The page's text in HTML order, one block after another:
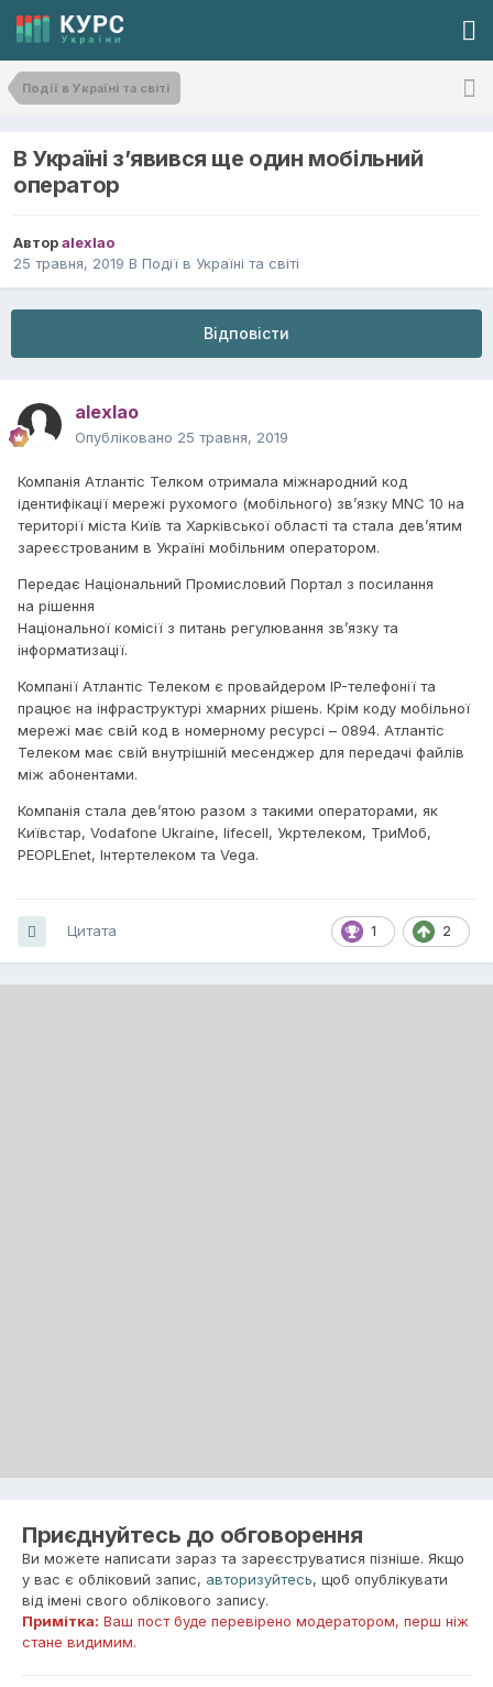
Події в Україні та світі
В Україні з’явився ще один мобільний
оператор
Авторalexlao
25 травня, 2019 В Події в Україні та світі
Відповісти
alexlao
Опубліковано 25 травня, 2019
Компанія Атлантіс Телком отримала міжнародний код
ідентифікації мережі рухомого (мобільного) зв’язку MNC 10 на
території міста Київ та Харківської області та стала дев’ятим
зареєстрованим в Україні мобільним оператором.
Передає Національний Промисловий Портал з посилання
на рішення
Національної комісії з питань регулювання зв’язку та
інформатизації.
Компанії Атлантіс Телеком є провайдером IP-телефонії та
працює на інфраструктурі хмарних рішень. Крім коду мобільної
мережі має свій код в номерному ресурсі – 0894. Атлантіс
Телеком має свій внутрішній месенджер для передачі файлів
між абонентами.
Компанія стала дев’ятою разом з такими операторами, як
Київстар, Vodafone Ukraine, lifecell, Укртелеком, ТриМоб,
PEOPLEnet, Інтертелеком та Vega.
1 2
Цитата
Приєднуйтесь до обговорення
Ви можете написати зараз та зареєструватися пізніше. Якщо
у вас є обліковий запис, авторизуйтесь, щоб опублікувати
від імені свого облікового запису.
Примітка: Ваш пост буде перевірено модератором, перш ніж
стане видимим.